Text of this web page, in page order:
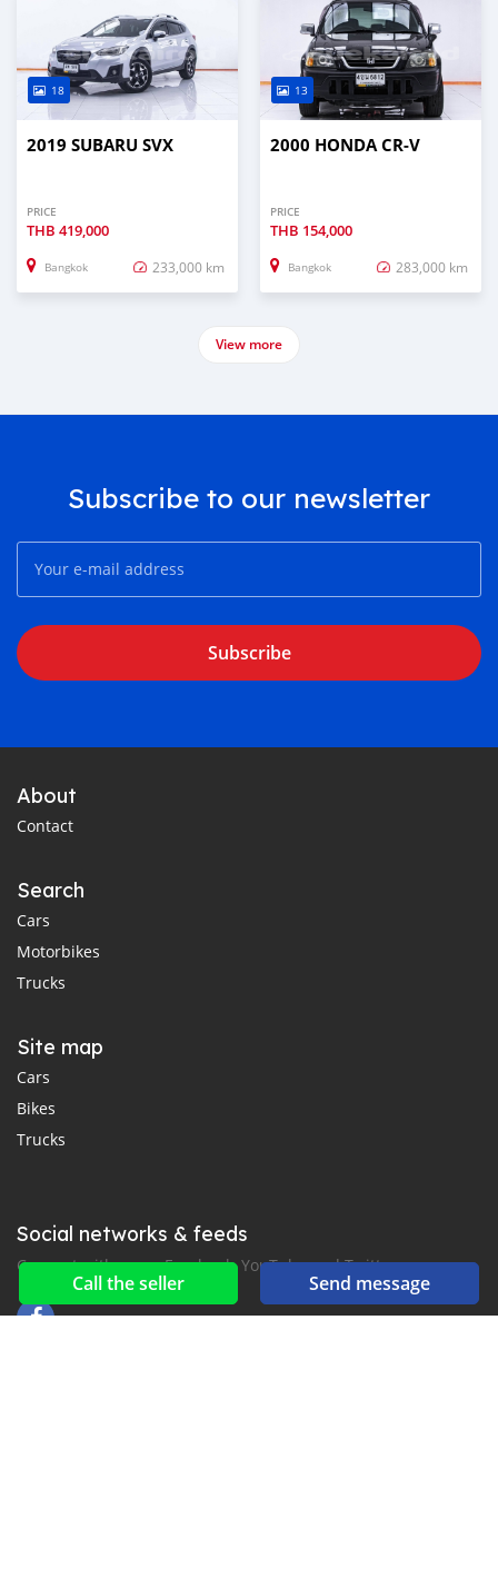
Call the seller Send message
18
2019 SUBARU SVX
PRICE
THB 419,000
Bangkok 233,000 km
13
2000 HONDA CR-V
PRICE
THB 154,000
Bangkok 283,000 km
View more
Subscribe to our newsletter
Subscribe
About
Contact
Search
Cars
Motorbikes
Trucks
Site map
Cars
Bikes
Trucks
Social networks & feeds
Connect with us on Facebook, YouTube and Twitter.